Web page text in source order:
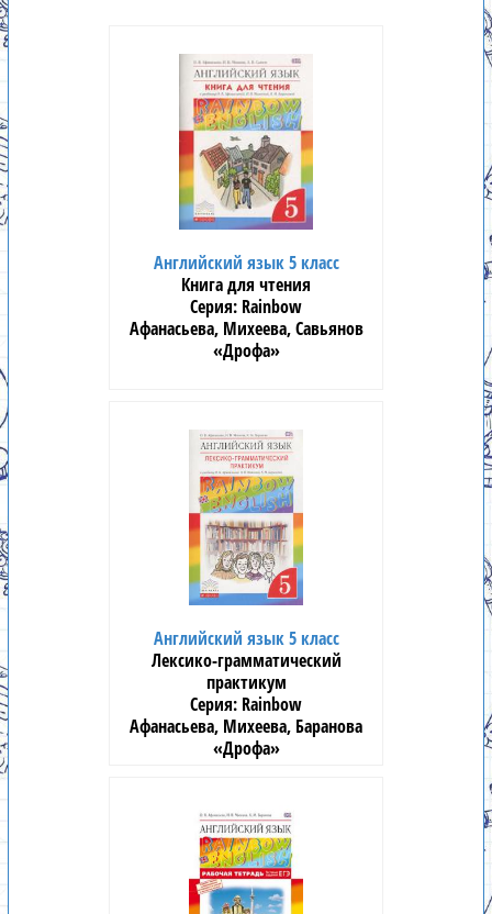
Английский язык 5 класс
Книга для чтения
Rainbow
Афанасьева, Михеева, Савьянов
«Дрофа»
Английский язык 5 класс
Лексико-грамматический
практикум
Rainbow
Афанасьева, Михеева, Баранова
«Дрофа»